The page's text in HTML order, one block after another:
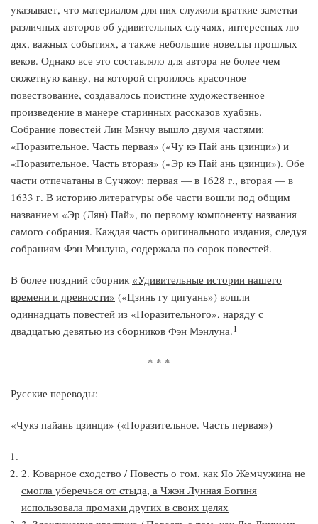
указывает, что материалом для них служили краткие заметки
различных авторов об удивительных случаях, интересных лю­
дях, важных событиях, а также небольшие новеллы прошлых
веков. Однако все это составляло для автора не более чем
сюжетную канву, на которой строилось красочное
повествование, создавалось поистине художественное
произведение в манере старинных рассказов хуабэнь.
Собрание повестей Лин Мэнчу вышло двумя частями:
«Поразительное. Часть первая» («Чу кэ Пай ань цзинци») и
«Поразительное. Часть вторая» («Эр кэ Пай ань цзинци»). Обе
час­ти отпечатаны в Сучжоу: первая — в 1628 г., вторая — в
1633 г. В историю литературы обе части вошли под общим
названием «Эр (Лян) Пай», по перво­му компоненту названия
самого собрания. Каждая часть оригинального изда­ния, следуя
собраниям Фэн Мэнлуна, содержала по сорок повестей.
В более поздний сборник «Удивительные истории нашего
времени и древности» («Цзинь гу цигуань») вошли
одиннадцать повестей из «Поразительного», наряду с
двадцатью девятью из сборников Фэн Мэнлуна.1
* * *
Русские переводы:
«Чукэ пайань цзинци» («Поразительное. Часть первая»)
2. Коварное сходство / Повесть о том, как Яо Жемчужина не
смогла уберечься от стыда, а Чжэн Лунная Богиня
использовала промахи других в своих целях